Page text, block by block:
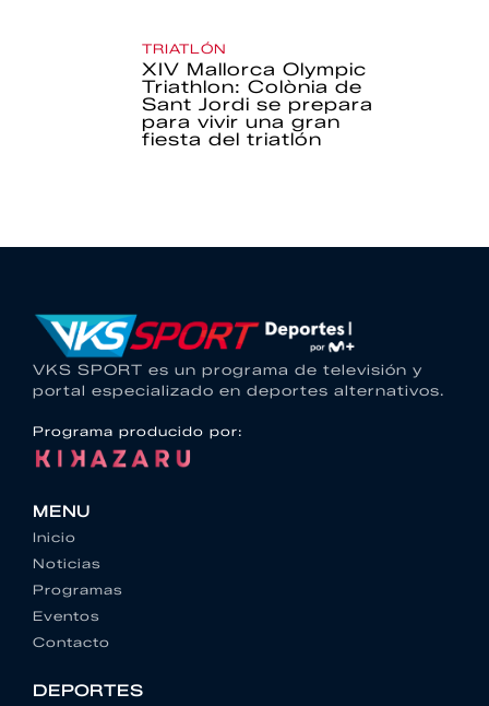
TRIATLÓN
XIV Mallorca Olympic
Triathlon: Colònia de
Sant Jordi se prepara
para vivir una gran
fiesta del triatlón
VKS SPORT es un programa de televisión y
portal especializado en deportes alternativos.
Programa producido por:
MENU
Inicio
Noticias
Programas
Eventos
Contacto
DEPORTES